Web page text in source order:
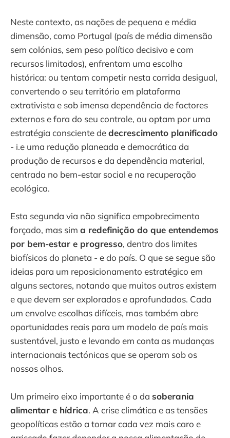
Neste contexto, as nações de pequena e média
dimensão, como Portugal (país de média dimensão
sem colónias, sem peso político decisivo e com
recursos limitados), enfrentam uma escolha
histórica: ou tentam competir nesta corrida desigual,
convertendo o seu território em plataforma
extrativista e sob imensa dependência de factores
externos e fora do seu controle, ou optam por uma
estratégia consciente dedecrescimento planificado
- i.e uma redução planeada e democrática da
produção de recursos e da dependência material,
centrada no bem-estar social e na recuperação
ecológica.
Esta segunda via não significa empobrecimento
forçado, mas sim a redefinição do que entendemos
por bem-estar e progresso, dentro dos limites
biofísicos do planeta - e do país. O que se segue são
ideias para um reposicionamento estratégico em
alguns sectores, notando que muitos outros existem
e que devem ser explorados e aprofundados. Cada
um envolve escolhas difíceis, mas também abre
oportunidades reais para um modelo de país mais
sustentável, justo e levando em conta as mudanças
internacionais tectónicas que se operam sob os
nossos olhos.
Um primeiro eixo importante é o da soberania
alimentar e hídrica. A crise climática e as tensões
geopolíticas estão a tornar cada vez mais caro e